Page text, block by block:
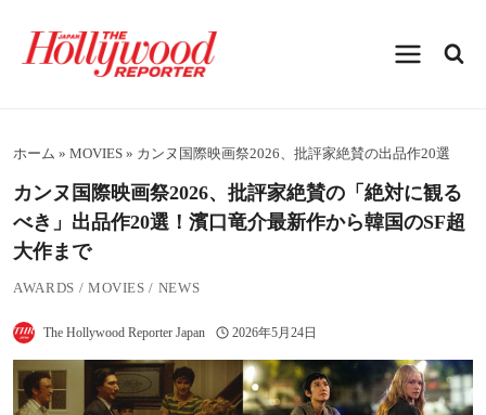
プホーム » MOVIES » カンヌ国際映画祭2026、批評家絶賛の出品作20選
カンヌ国際映画祭2026、批評家絶賛の「絶対に観る
べき」出品作20選！濱口竜介最新作から韓国のSF超
大作まで
AWARDS / MOVIES / NEWS
The Hollywood Reporter Japan 2026年5月24日